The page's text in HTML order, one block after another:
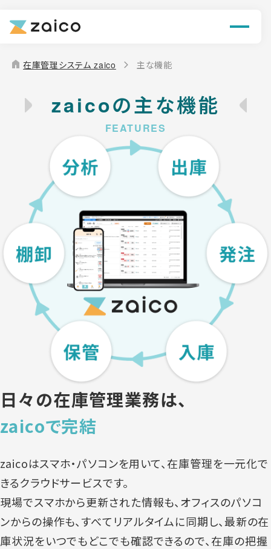
機能
お役立ち情報
home 在庫管理システム zaico 主な機能
zaicoの主な機能
日々の在庫管理業務は、
zaicoで完結
zaicoはスマホ・パソコンを用いて、在庫管理を一元化で
きるクラウドサービスです。
現場でスマホから更新された情報も、オフィスのパソコ
ンからの操作も、すべてリアルタイムに同期し、最新の在
庫状況をいつでもどこでも確認できるので、在庫の把握